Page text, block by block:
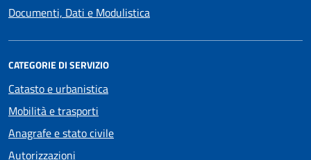
Documenti, Dati e Modulistica
CATEGORIE DI SERVIZIO
Catasto e urbanistica
Mobilità e trasporti
Anagrafe e stato civile
Autorizzazioni